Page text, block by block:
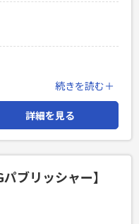
ルが複数あり、アウトゲ
して クオリティの高い
す。 【具体的な業務内
ーム部分を効率的に開
および改修 ・その他、
のコミュニケーション
続きを読む＋
詳細を見る
ブリッシャー】